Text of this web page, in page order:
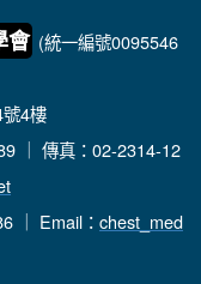
會 (統一編號0095546
4樓
｜ 傳真：02-2314-12
｜ Email： chest_med